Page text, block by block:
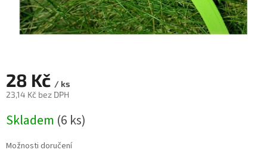
28 Kč / ks
23,14 Kč bez DPH
cena:
Skladem (6 ks)
Možnosti doručení